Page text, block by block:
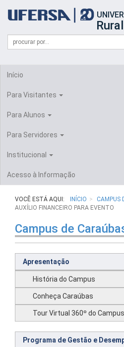
portal
UFERSA
Formulário
Busca
Campo
de
Início
Para Visitantes
Para Alunos
Para Servidores
Institucional
Acesso à Informação
VOCÊ ESTÁ AQUI: INÍCIO
CAMPUS
AUXÍLIO FINANCEIRO PARA EVENTO
Campus de
Apresentação
História do Campus
Conheça Caraúbas
Tour Virtual 360º do Campus
Programa de Gestão e